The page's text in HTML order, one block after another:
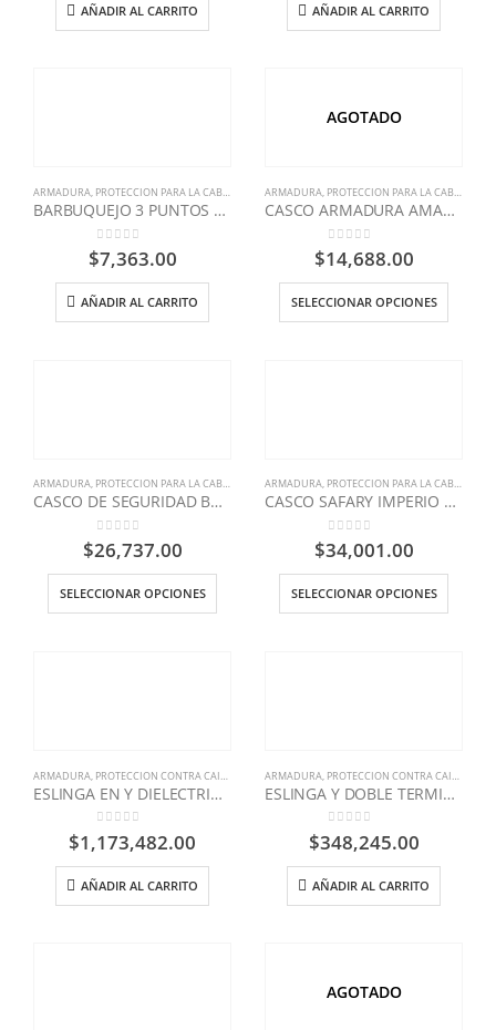
AÑADIR AL CARRITO AÑADIR AL CARRITO
ARMADURA, PROTECCION PARA LA CABEZA SEGURIDAD INDUSTRIAL
BARBUQUEJO 3 PUNTOS REATA
0out of 5
$7,363.00
AÑADIR AL CARRITO
AGOTADO
ARMADURA, PROTECCION PARA LA CABEZA
CASCO ARMADURA AMARILLO A-1400
0 out of 5
$14,688.00
SELECCIONAR OPCIONES
ARMADURA, PROTECCION PARA LA CABEZA SEGURIDAD INDUSTRIAL
CASCO DE SEGURIDAD BUNKER AZUL
0out of 5
$26,737.00
SELECCIONAR OPCIONES
ARMADURA, PROTECCION PARA LA CABEZA
CASCO SAFARY IMPERIO AMARILLO
0out of 5
$34,001.00
SELECCIONAR OPCIONES
ARMADURA, PROTECCION CONTRA CAIDAS SEGURIDAD INDUSTRIAL
ESLINGA EN Y DIELECTRICA C/ABSORBEDOR DOBLE TERMINAL GRADUABLE
0out of 5
$1,173,482.00
AÑADIR AL CARRITO
ARMADURA, PROTECCION CONTRA CAIDAS
ESLINGA Y DOBLE TERMINAL CON ABSORBEDOR DE IMPACTO
0 out of 5
$348,245.00
AÑADIR AL CARRITO
AGOTADO